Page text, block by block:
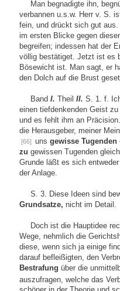
Man begnadigte ihn,
verbannen u.s.w. Herr v. S.
fein, und drückt sich gut
im ersten Blicke gegen
begreifen; indessen hat der
völlig bestätiget. Jetzt ist es
Bösewicht ist. Man sagt, er
den Dolch auf die Brust
BandI. TheilII. S. 1. f.
einen tiefdenkenden Geist
und es fehlt ihm an
die Herausgeber, meiner
[66] uns gewisse Tugenden
zu gewissen Tugenden
Grunde läßt es sich
der Anlage.
S. 3. Diese Ideen sind
Grundsatze, nicht im Detail.
Doch ist die Hauptidee
Wege, nehmlich die
diese, wenn sich ja einige
darauf befleißigten, den
Bestrafung über die
auszufragen, welche das